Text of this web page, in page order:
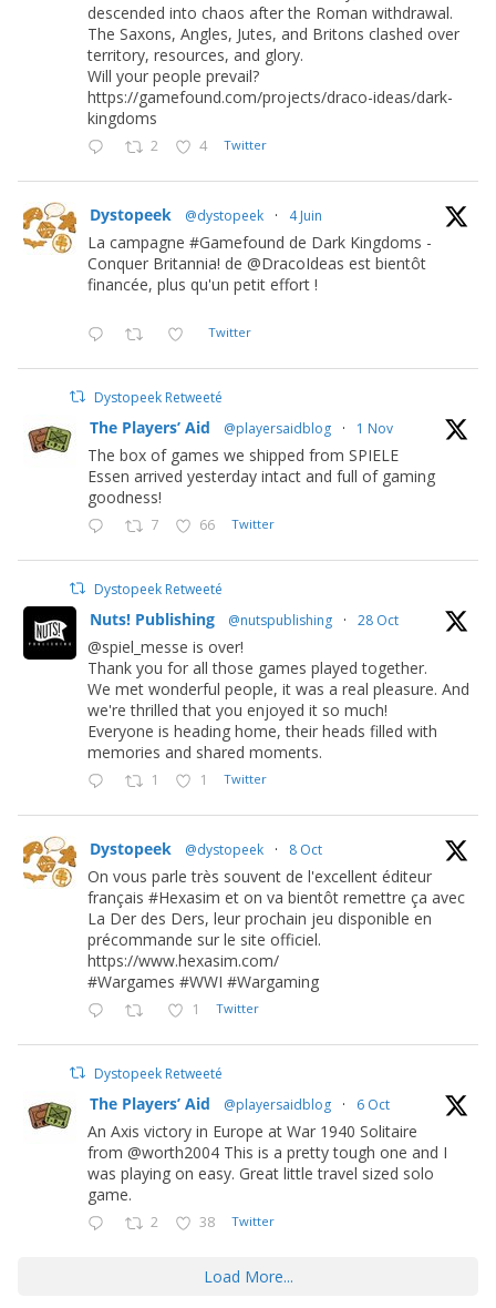
descended into chaos after the Roman withdrawal.
The Saxons, Angles, Jutes, and Britons clashed over
territory, resources, and glory.
Will your people prevail?
https://gamefound.com/projects/draco-ideas/dark-
kingdoms
2 4 Twitter
Dystopeek @dystopeek · 4 Juin
La campagne #Gamefound de Dark Kingdoms -
Conquer Britannia! de @DracoIdeas est bientôt
financée, plus qu'un petit effort !
Twitter
Dystopeek Retweeté
The Players’ Aid @playersaidblog · 1 Nov
The box of games we shipped from SPIELE
Essen arrived yesterday intact and full of gaming
goodness!
7 66 Twitter
Dystopeek Retweeté
Nuts! Publishing @nutspublishing · 28 Oct
@spiel_messe is over!
Thank you for all those games played together.
We met wonderful people, it was a real pleasure. And
we're thrilled that you enjoyed it so much!
Everyone is heading home, their heads filled with
memories and shared moments.
1 1 Twitter
Dystopeek @dystopeek · 8 Oct
On vous parle très souvent de l'excellent éditeur
français #Hexasim et on va bientôt remettre ça avec
La Der des Ders, leur prochain jeu disponible en
précommande sur le site officiel.
https://www.hexasim.com/
#Wargames #WWI #Wargaming
1 Twitter
Dystopeek Retweeté
The Players’ Aid @playersaidblog · 6 Oct
An Axis victory in Europe at War 1940 Solitaire
from @worth2004 This is a pretty tough one and I
was playing on easy. Great little travel sized solo
game.
2 38 Twitter
Load More...